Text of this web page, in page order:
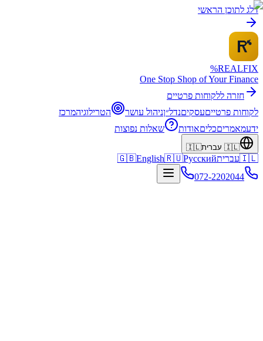
דלג לתוכן הראשי
REALFIX
%
One Stop Shop of Your Finance
חזרה ללקוחות פרטיים
לקוחות פרטייםעסקיםנדל״ןניהול עושר הטרילוגיהמרכז
ידעמאמריםכליםאודות שאלות נפוצות
🇮🇱 עברית🇮🇱
🇮🇱עברית 🇬🇧English🇷🇺Русский
072-2202044